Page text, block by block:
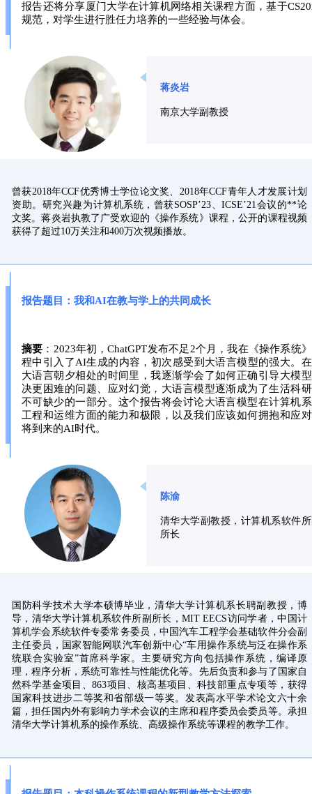
报告还将分享厦门大学在计算机网络相关课程方面，基于
规范，对学生进行胜任力培养的一些经验与体会。
蒋炎岩
南京大学副教授
曾获2018年CCF优秀博士学位论文奖、2018年CCF青年人才发展计划
资助。研究兴趣为计算机系统，曾获SOSP’23、ICSE’21会议的**论
文奖。蒋炎岩执教了广受欢迎的《操作系统》课程，公开的课程视频
获得了超过10万关注和400万次视频播放。
报告题目：我和AI在教与学上的共同成长
摘要 ：2023年初，ChatGPT发布不足2个月，我在《操作系统
程中引入了AI生成的内容，初次感受到大语言模型的强大。
大语言朝夕相处的时间里，我逐渐学会了如何正确引导大模
决更困难的问题、应对幻觉，大语言模型逐渐成为了生活科
不可缺少的一部分。这个报告将会讨论大语言模型在计算机
工程和运维方面的能力和极限，以及我们应该如何拥抱和应
将到来的AI时代。
陈渝
清华大学副教授，计算机系软件
所长
国防科学技术大学本硕博毕业，清华大学计算机系长聘副教授，博
导，清华大学计算机系软件所副所长，MIT EECS访问学者，中国计
算机学会系统软件专委常务委员，中国汽车工程学会基础软件分会副
主任委员，国家智能网联汽车创新中心“车用操作系统与泛在操作系
统联合实验室”首席科学家。主要研究方向包括操作系统，编译原
理，程序分析，系统可靠性与性能优化等。先后负责和参与了国家自
然科学基金项目、863项目、核高基项目、科技部重点专项等，获得
国家科技进步二等奖和省部级一等奖。发表高水平学术论文六十余
篇，担任国内外有影响力学术会议的主席和程序委员会委员等。承担
清华大学计算机系的操作系统、高级操作系统等课程的教学工作。